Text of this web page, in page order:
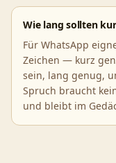
Wie lang sollten
Für WhatsApp
Zeichen — kurz
sein, lang genug,
Spruch braucht
und bleibt im